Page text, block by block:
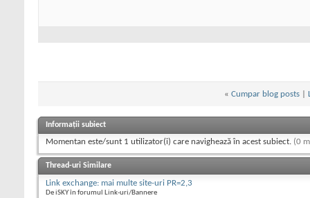
« Cumpar blog posts
Informații subiect
Momentan este/sunt 1 utilizator(i) care navighează în acest subiect. (0
Thread-uri Similare
Link exchange: mai multe site-uri PR=2,3
De iSKY în forumul Link-uri/Bannere